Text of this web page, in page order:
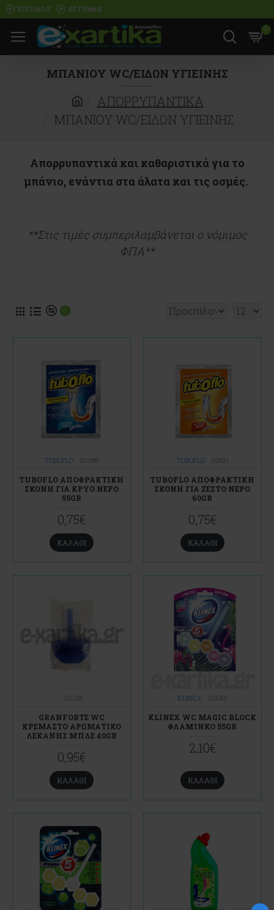
ΕΊΣΟΔΟΣ ΕΓΓΡΑΦΉ
0
ΑΠΟΡΡΥΠΑΝΤΙΚΑ
ΜΠΑΝΙΟΥ WC/ΕΙΔΩΝ ΥΓΙΕΙΝΗΣ
ΜΠΑΝΙΟΥ WC/ΕΙΔΩΝ ΥΓΙΕΙΝΗΣ
Απορρυπαντικάκαι καθαριστικάγια το
μπάνιο, ενάντια στα άλατα και τις οσμές.
**Στις τιμές συμπεριλαμβάνεται ο νόμιμος
ΦΠΑ**
0
TUBOFLO 30089
TUBOFLO ΑΠΟΦΡΑΚΤΙΚΗ
ΣΚΟΝΗ ΓΙΑ ΚΡΥΟ ΝΕΡΟ
55GR
0,75€
ΚΑΛΆΘΙ
TUBOFLO 30591
TUBOFLO ΑΠΟΦΡΑΚΤΙΚΗ
ΣΚΟΝΗ ΓΙΑ ΖΕΣΤΟ ΝΕΡΟ
60GR
0,75€
ΚΑΛΆΘΙ
30138
GRANFORTE WC
ΚΡΕΜΑΣΤΟ ΑΡΩΜΑΤΙΚΟ
ΛΕΚΑΝΗΣ ΜΠΛΕ 40GR
0,95€
ΚΑΛΆΘΙ
KLINEX 30543
KLINEX WC MAGIC BLOCK
ΦΛΑΜΙΝΚΟ 55GR
2,10€
ΚΑΛΆΘΙ